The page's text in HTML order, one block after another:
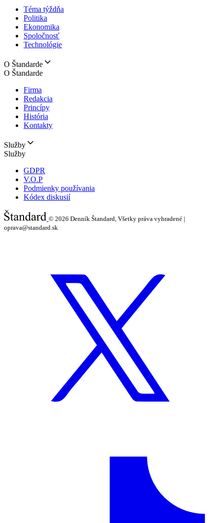
Téma týždňa
Politika
Ekonomika
Spoločnosť
Technológie
O Štandarde
O Štandarde
Firma
Redakcia
Princípy
História
Kontakty
Služby
Služby
GDPR
V.O.P
Podmienky používania
Kódex diskusií
© 2026 Denník Štandard, Všetky práva vyhradené |
oprava@standard.sk